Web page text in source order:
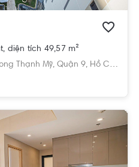
diện tích 49,57 m²
Thạnh Mỹ, Quận 9, Hồ Chí Minh